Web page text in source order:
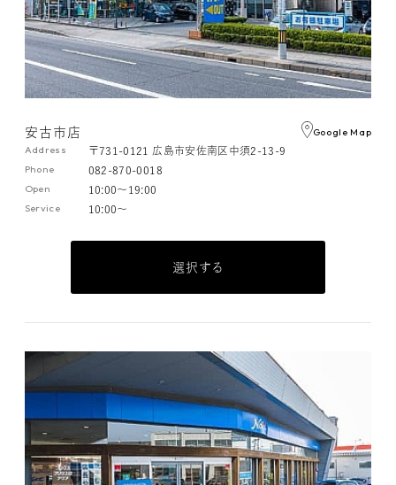
安古市店
Address 〒731-0121 広島市安佐南区中須2-13-9
Phone 082-870-0018
Open 10:00～19:00
Service 10:00～
Google Map
選択する